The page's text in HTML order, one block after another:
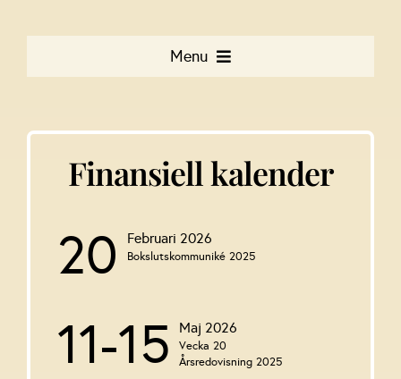
Menu
Bolagsstyrning
Styrelse & ledningsgrupp
Finansiell kalender
20 Februari 2026
Bokslutskommuniké 2025
11-15 Maj 2026
Vecka 20
Årsredovisning 2025